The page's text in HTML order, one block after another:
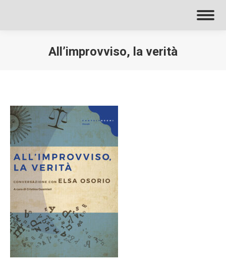
All’improvviso, la verità